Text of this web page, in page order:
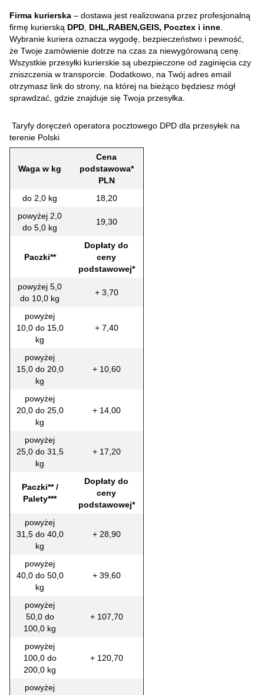
Firma kurierska – dostawa jest realizowana przez profesjonalną
firmę kurierską DPD DHL,RABEN,GEIS, Pocztex i inne
Wybranie kuriera oznacza wygodę, bezpieczeństwo i pewność,
że Twoje zamówienie dotrze na czas za niewygórowaną cenę.
Wszystkie przesyłki kurierskie są ubezpieczone od zaginięcia czy
zniszczenia w transporcie. Dodatkowo, na Twój adres email
otrzymasz link do strony, na której na bieżąco będziesz mógł
sprawdzać, gdzie znajduje się Twoja przesyłka.
Taryfy doręczeń operatora pocztowego DPD dla przesyłek na
terenie Polski
Waga w kg
Cena
podstawowa*
PLN
do 2,0 kg
18,20
powyżej 2,0
do 5,0 kg
19,30
Paczki**
Dopłaty do
ceny
podstawowej*
powyżej 5,0
do 10,0 kg
+ 3,70
powyżej
10,0 do 15,0
kg
+ 7,40
powyżej
15,0 do 20,0
kg
+ 10,60
powyżej
20,0 do 25,0
kg
+ 14,00
powyżej
25,0 do 31,5
kg
+ 17,20
Paczki** /
Palety***
Dopłaty do
ceny
podstawowej*
powyżej
31,5 do 40,0
kg
+ 28,90
powyżej
40,0 do 50,0
kg
+ 39,60
powyżej
50,0 do
100,0 kg
+ 107,70
powyżej
100,0 do
200,0 kg
+ 120,70
powyżej